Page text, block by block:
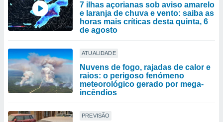
7 ilhas açorianas sob aviso amarelo
e laranja de chuva e vento: saiba as
horas mais críticas desta quinta, 6
de agosto
ATUALIDADE
Nuvens de fogo, rajadas de calor e
raios: o perigoso fenómeno
meteorológico gerado por mega-
incêndios
PREVISÃO